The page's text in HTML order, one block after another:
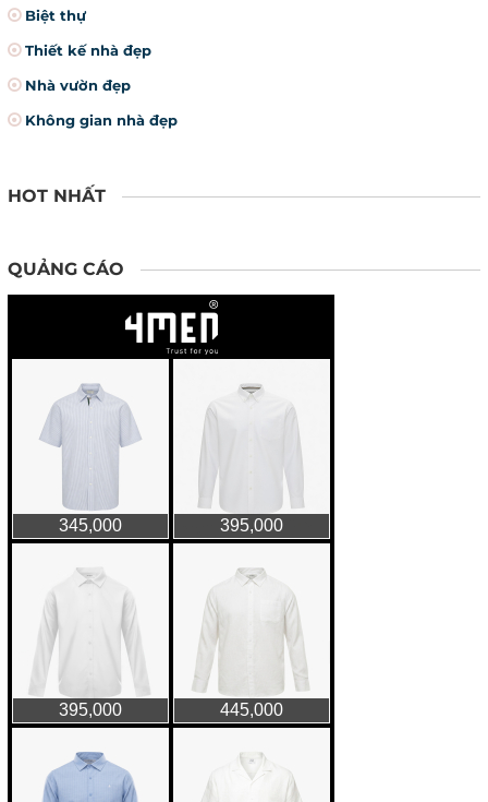
Biệt thự
Thiết kế nhà đẹp
Nhà vườn đẹp
Không gian nhà đẹp
HOT NHẤT
QUẢNG CÁO